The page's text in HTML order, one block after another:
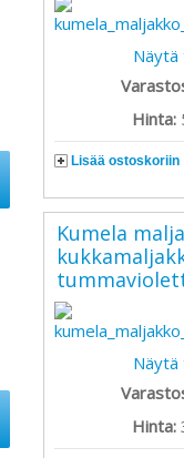
Näytä
Hinta:
Lisää ostoskoriin
Kumela
Näytä
Hinta: